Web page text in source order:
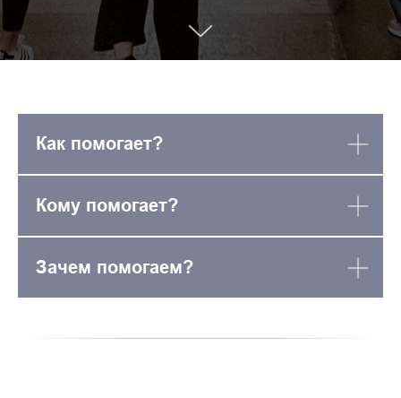
Как помогает?
Кому помогает?
Зачем помогаем?